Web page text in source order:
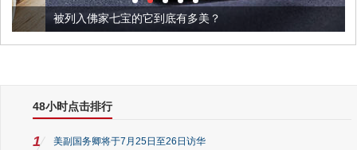
被列入佛家七宝的它到底有多美？
48小时点击排行
1 美副国务卿将于7月25日至26日访华